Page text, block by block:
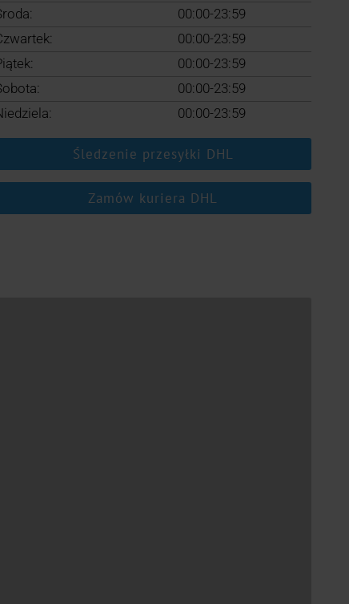
00:00-23:59
00:00-23:59
00:00-23:59
00:00-23:59
00:00-23:59
Śledzenie przesyłki DHL
Zamów kuriera DHL